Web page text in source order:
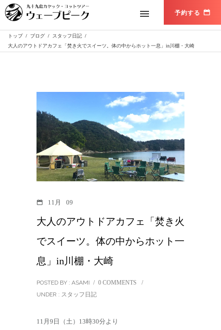
トップ / ブログ / スタッフ日記 /
大人のアウトドアカフェ「焚き火でスイーツ。体の中からホット一息」in川棚・大崎
11月 09
大人のアウトドアカフェ「焚き火
でスイーツ。体の中からホット一
息」in川棚・大崎
POSTED BY : ASAMI / 0 COMMENTS
/
UNDER : スタッフ日記
11月9日（土）13時30分より